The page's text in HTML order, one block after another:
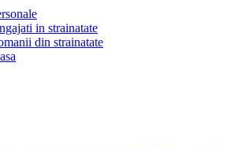
in strainatate
din strainatate